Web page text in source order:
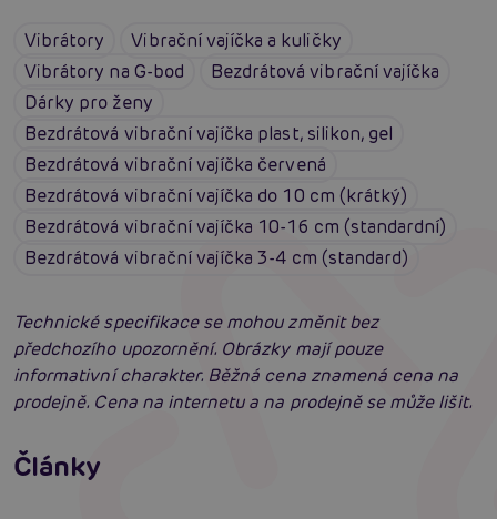
Vibrátory
Vibrační vajíčka a kuličky
Vibrátory na G-bod
Bezdrátová vibrační vajíčka
Dárky pro ženy
Bezdrátová vibrační vajíčka plast, silikon, gel
Bezdrátová vibrační vajíčka červená
Bezdrátová vibrační vajíčka do 10 cm (krátký)
Bezdrátová vibrační vajíčka 10-16 cm (standardní)
Bezdrátová vibrační vajíčka 3-4 cm (standard)
Technické specifikace se mohou změnit bez
předchozího upozornění. Obrázky mají pouze
informativní charakter. Běžná cena znamená cena na
prodejně. Cena na internetu a na prodejně se může lišit.
Články
Erotická inteligence: Příručka Sexiomů
Číst více
Swingers party poprvé: Erotický ráj plný
extáze? Průvodce, který ti otevře dveře!